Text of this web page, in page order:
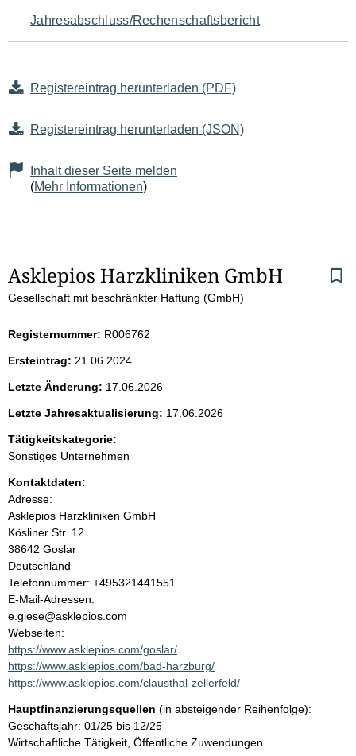
Jahresabschluss/Rechenschaftsbericht
Registereintrag herunterladen (PDF)
Registereintrag herunterladen (JSON)
Inhalt dieser Seite melden
(Mehr Informationen)
S
e
i
t
e
n
i
n
h
a
l
t
Asklepios Harzkliniken GmbH
Gesellschaft mit beschränkter Haftung (GmbH)
Registernummer: R006762
Ersteintrag: 21.06.2024
Letzte Änderung: 17.06.2026
Letzte Jahresaktualisierung: 17.06.2026
Tätigkeitskategorie:
Sonstiges Unternehmen
Kontaktdaten:
Adresse:
Asklepios Harzkliniken GmbH
Kösliner Str. 12
38642 Goslar
Deutschland
K
o
n
t
a
k
t
n
f
o
Telefonnummer: +495321441551
E-Mail-Adressen:
e.giese@asklepios.com
Webseiten:
https://www.asklepios.com/goslar/
https://www.asklepios.com/bad-harzburg/
https://www.asklepios.com/clausthal-zellerfeld/
Hauptfinanzierungsquellen (in absteigender Reihenfolge):
Geschäftsjahr: 01/25 bis 12/25
Wirtschaftliche Tätigkeit, Öffentliche Zuwendungen